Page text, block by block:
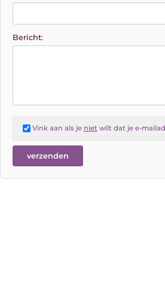
Bericht:
Vink aan als je nietwilt dat je e-